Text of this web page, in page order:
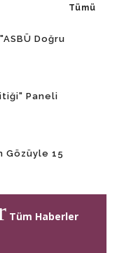
Tümü
Doğru
Paneli
Gözüyle 15
Tüm Haberler